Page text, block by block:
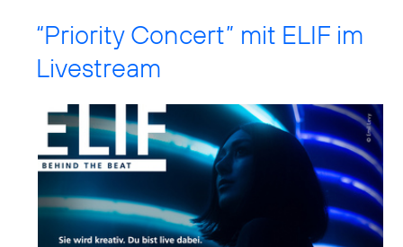
“Priority Concert” mit ELIF im
Livestream